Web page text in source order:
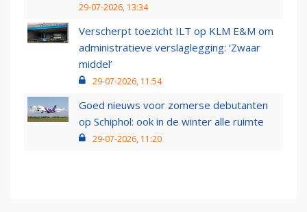
29-07-2026, 13:34
Verscherpt toezicht ILT op KLM E&M om
administratieve verslaglegging: ‘Zwaar
middel’
29-07-2026, 11:54
Goed nieuws voor zomerse debutanten
op Schiphol: ook in de winter alle ruimte
29-07-2026, 11:20